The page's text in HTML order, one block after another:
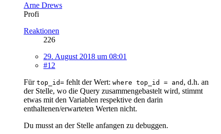
Arne Drews
Profi
Reaktionen
226
29. August 2018 um 08:01
#12
Für top_id= fehlt der Wert: where top_id = and , d.h. an
der Stelle, wo die Query zusammengebastelt wird, stimmt
etwas mit den Variablen respektive den darin
enthaltenen/erwarteten Werten nicht.
Du musst an der Stelle anfangen zu debuggen.